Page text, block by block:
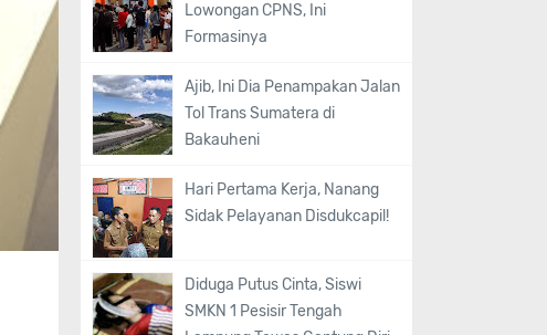
Lowongan CPNS, Ini
Formasinya
Ajib, Ini Dia Penampakan Jalan
Tol Trans Sumatera di
Bakauheni
Hari Pertama Kerja, Nanang
Sidak Pelayanan Disdukcapil!
Diduga Putus Cinta, Siswi
SMKN 1 Pesisir Tengah